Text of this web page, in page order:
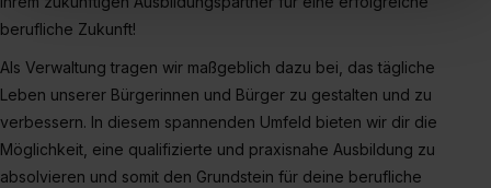
„Social Media und Marketing“ bist du auch damit
Inhalte (z.B. Videos oder Posts) angezeigt und hierfür
erforderliche personenbezogene Daten an Social Media
Dienste, ggfs. mit Sitz in den USA, übermittelt werden.
Eine Erlaubnis hierfür kannst du auch später noch im
Einzelfall bei dem jeweiligen Inhalt erteilen. Willst du nur
berufliche Zukunft!
Als Verwaltung tragen wir maßgeblich dazu bei, das tägliche
Leben unserer Bürgerinnen und Bürger zu gestalten und zu
verbessern. In diesem spannenden Umfeld bieten wir dir die
Möglichkeit, eine qualifizierte und praxisnahe Ausbildung zu
absolvieren und somit den Grundstein für deine berufliche